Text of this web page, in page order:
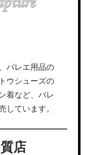
バレエ用品の
ウシューズの
着など、バレ
しています。
店